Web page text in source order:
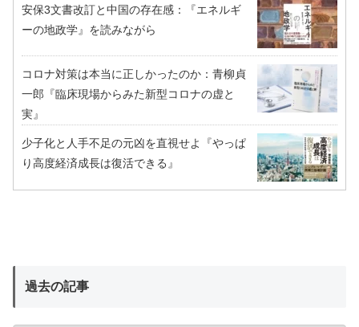
安保3文書改訂と中国の存在感：『エネルギ
ーの地政学』を読みながら
コロナ対策は本当に正しかったのか：青柳貞
一郎『臨床現場からみた新型コロナの虚と
実』
少子化と人手不足の元凶を直視せよ『やっぱ
り高度経済成長は復活できる』
過去の記事